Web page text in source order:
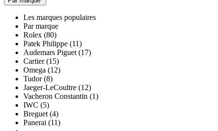
Les marques populaires
Par marque
Rolex (80)
Patek Philippe (11)
Audemars Piguet (17)
Cartier (15)
Omega (12)
Tudor (8)
Jaeger-LeCoultre (12)
Vacheron Constantin (1)
IWC (5)
Breguet (4)
Panerai (11)